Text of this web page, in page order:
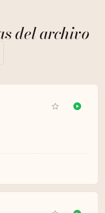
del archivo